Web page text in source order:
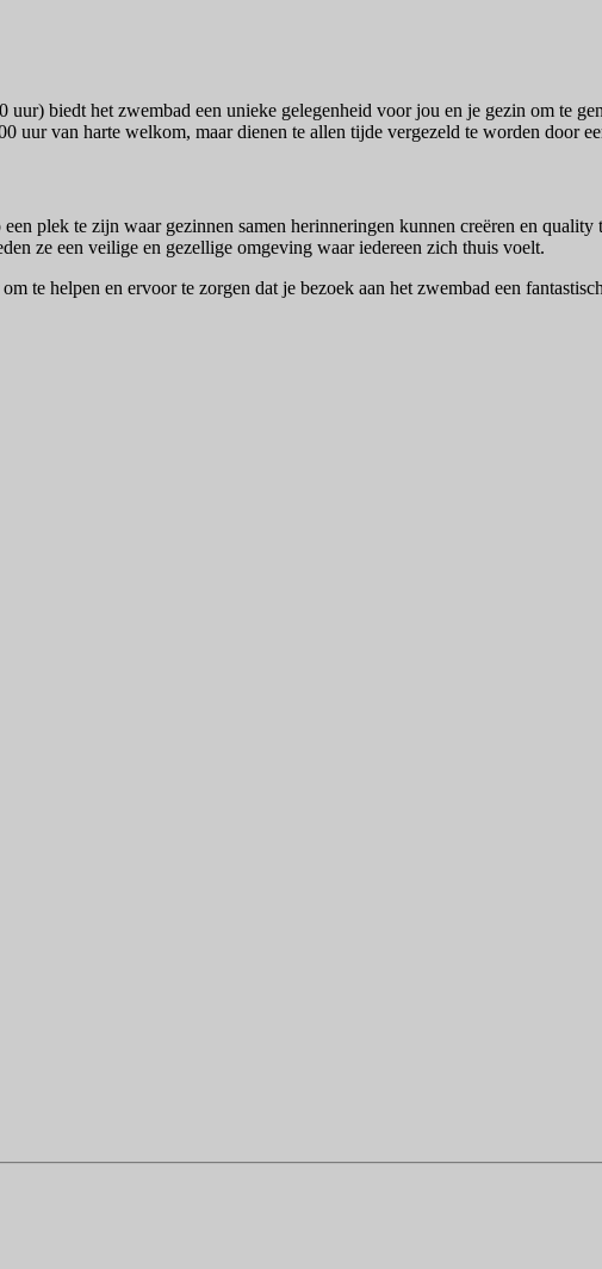
biedt het zwembad een unieke gelegenheid voor jou en je gezin om te
uur van harte welkom, maar dienen te allen tijde vergezeld te worden door
plek te zijn waar gezinnen samen herinneringen kunnen creëren en
ze een veilige en gezellige omgeving waar iedereen zich thuis voelt.
te helpen en ervoor te zorgen dat je bezoek aan het zwembad een